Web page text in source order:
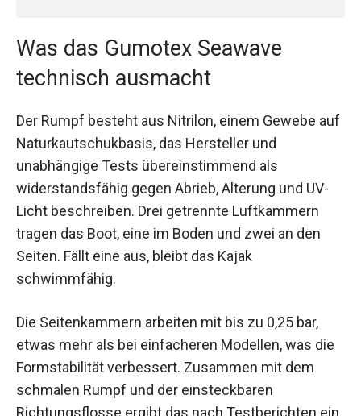
Was das Gumotex Seawave
technisch ausmacht
Der Rumpf besteht aus Nitrilon, einem Gewebe auf
Naturkautschukbasis, das Hersteller und
unabhängige Tests übereinstimmend als
widerstandsfähig gegen Abrieb, Alterung und UV-
Licht beschreiben. Drei getrennte Luftkammern
tragen das Boot, eine im Boden und zwei an den
Seiten. Fällt eine aus, bleibt das Kajak
schwimmfähig.
Die Seitenkammern arbeiten mit bis zu 0,25 bar,
etwas mehr als bei einfacheren Modellen, was die
Formstabilität verbessert. Zusammen mit dem
schmalen Rumpf und der einsteckbaren
Richtungsflosse ergibt das nach Testberichten ein